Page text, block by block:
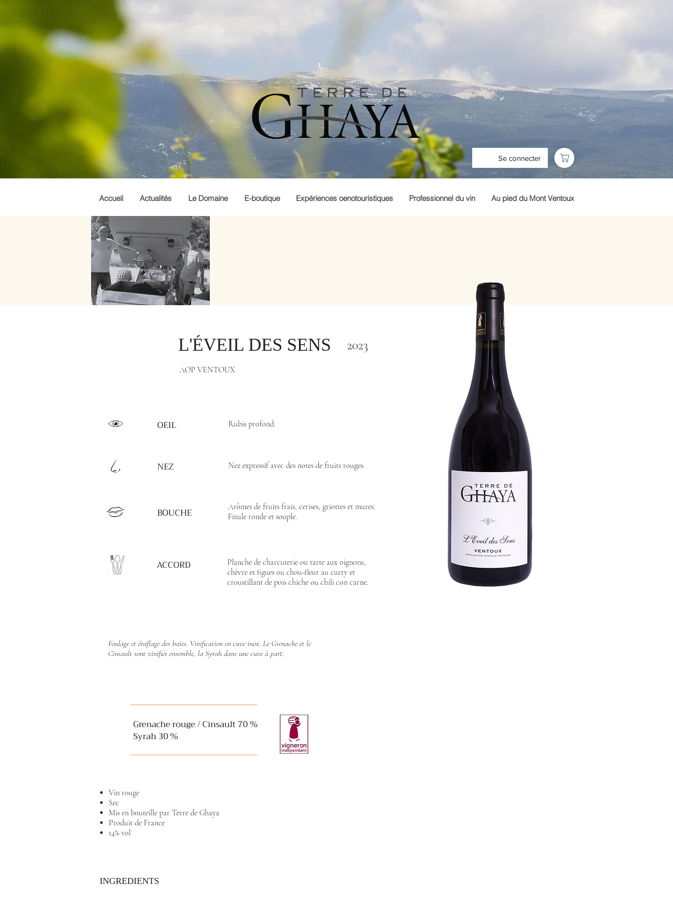
Se connecter
Accueil Actualités Le Domaine E-boutique Expériences oenotouristiques Professionnel du vin Au pied du Mont Ventoux
L'ÉVEIL DES SENS
AOP VENTOUX
Rubis profond.
Nez expressif avec des notes de fruits rouges.
Arômes de fruits frais, cerises, griottes et mures.
Finale ronde et souple.
Planche de charcuterie ou tarte aux oignons,
chèvre et figues ou chou-fleur au curry et
croustillant de pois chiche ou chili con carne.
Foulage et éraflage des baies. Vinification en cuve inox. Le Grenache et le
Cinsault sont vinifiés ensemble, la Syrah dans une cuve à part.
OEIL
NEZ
BOUCHE
ACCORD
2023
Grenache rouge / Cinsault 70 %
Syrah 30 %
Vin rouge
Sec
Mis en bouteille par Terre de Ghaya
Produit de France
14% vol
INGREDIENTS